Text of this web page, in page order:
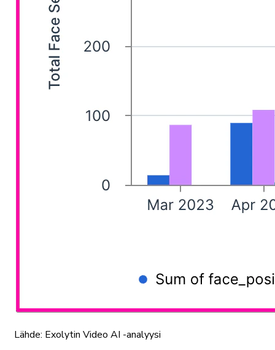
Lähde: Exolytin Video AI -analyysi